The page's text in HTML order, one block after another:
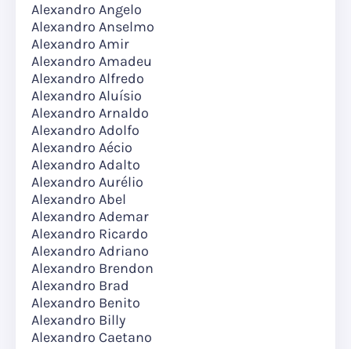
Alexandro Angelo
Alexandro Anselmo
Alexandro Amir
Alexandro Amadeu
Alexandro Alfredo
Alexandro Aluísio
Alexandro Arnaldo
Alexandro Adolfo
Alexandro Aécio
Alexandro Adalto
Alexandro Aurélio
Alexandro Abel
Alexandro Ademar
Alexandro Ricardo
Alexandro Adriano
Alexandro Brendon
Alexandro Brad
Alexandro Benito
Alexandro Billy
Alexandro Caetano